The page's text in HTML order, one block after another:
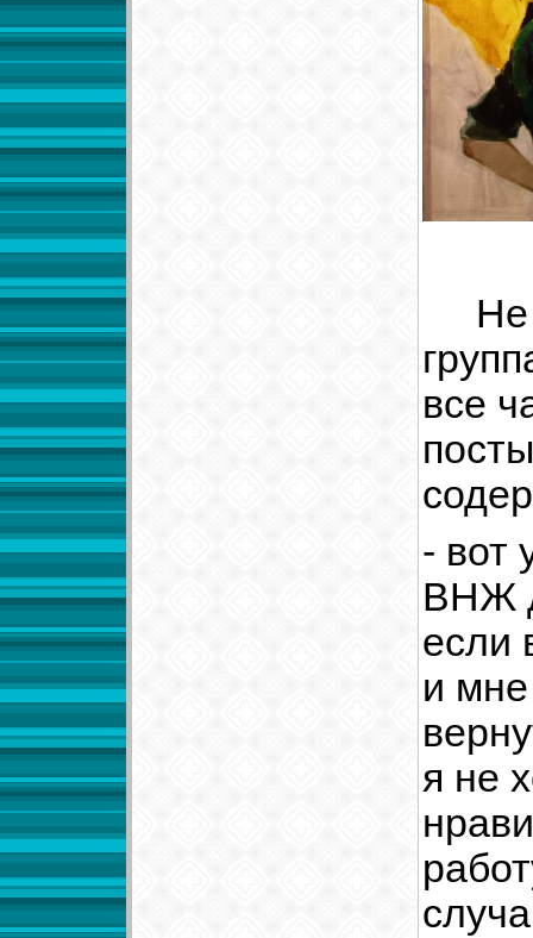
Не
все
- вот
ВНЖ
если
и мне
я не